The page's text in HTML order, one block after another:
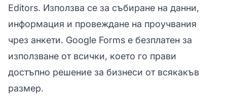
Editors. Използва се за събиране на данни,
информация и провеждане на проучвания
чрез анкети. Google Forms е безплатен за
използване от всички, което го прави
достъпно решение за бизнеси от всякакъв
размер.